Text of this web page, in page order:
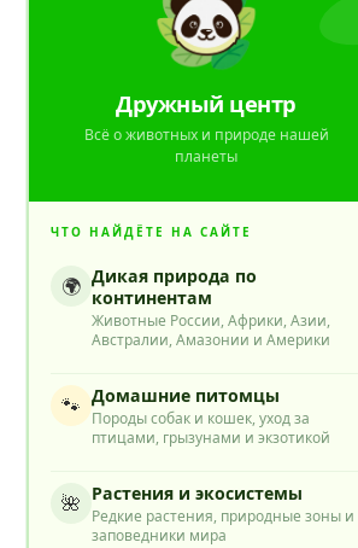
Дружный центр
Всё о животных и природе нашей
планеты
ЧТО НАЙДЁТЕ НА САЙТЕ
🌍 Дикая природа по
континентам
Животные России, Африки, Азии,
Австралии, Амазонии и Америки
🐾 Домашние питомцы
Породы собак и кошек, уход за
птицами, грызунами и экзотикой
🌺 Растения и экосистемы
Редкие растения, природные зоны и
заповедники мира